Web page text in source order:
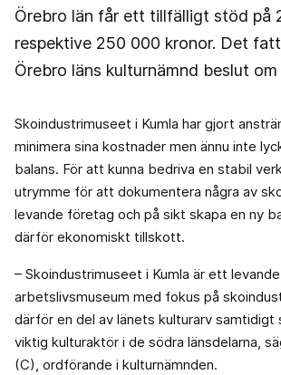
Örebro län får ett tillfälligt stöd på
respektive 250 000 kronor. Det
Örebro läns kulturnämnd beslut om
Skoindustrimuseet i Kumla har gjort
minimera sina kostnader men ännu inte
balans. För att kunna bedriva en stabil
utrymme för att dokumentera några av
levande företag och på sikt skapa en ny
därför ekonomiskt tillskott.
– Skoindustrimuseet i Kumla är ett levande
arbetslivsmuseum med fokus på
därför en del av länets kulturarv samtidigt
viktig kulturaktör i de södra länsdelarna,
(C), ordförande i kulturnämnden.